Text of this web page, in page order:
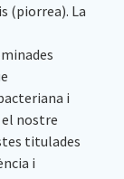
(piorrea). La
i
el nostre
titulades
i